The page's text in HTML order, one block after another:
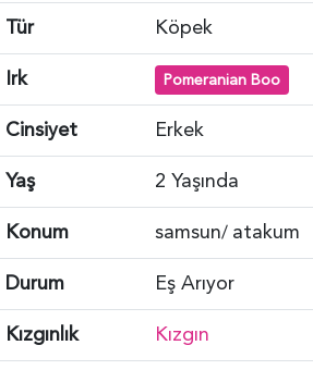
Tür
Köpek
Irk
Pomeranian Boo
Cinsiyet
Erkek
Yaş
2 Yaşında
Konum
samsun/ atakum
Durum
Eş Arıyor
Kızgınlık
Kızgın